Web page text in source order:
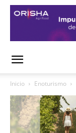
Inicio Enoturismo